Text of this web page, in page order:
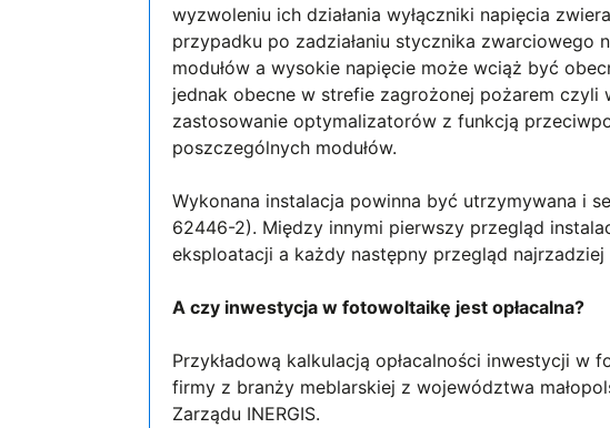
wyzwoleniu ich działania wyłączniki napięcia
przypadku po zadziałaniu stycznika
modułów a wysokie napięcie może wciąż być
jednak obecne w strefie zagrożonej pożarem
zastosowanie optymalizatorów z funkcją
poszczególnych modułów.
Wykonana instalacja powinna być utrzymywana i
62446-2). Między innymi pierwszy przegląd
eksploatacji a każdy następny przegląd
A czy inwestycja w fotowoltaikę jest opłacalna?
Przykładową kalkulacją opłacalności inwestycji w
firmy z branży meblarskiej z województwa
Zarządu INERGIS.